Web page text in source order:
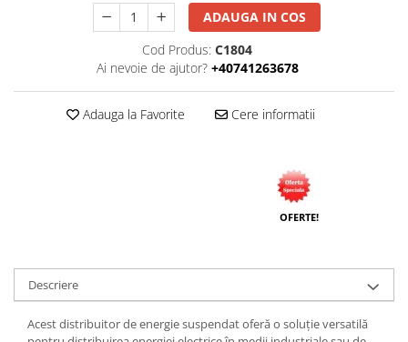
Prelungitoare
PRIZE SI FISE INDUSTRIALE
Conector
Prize
ADAUGA IN COS
Cod Produs: C1804
Ai nevoie de ajutor? +40741263678
Adauga la Favorite Cere informatii
OFERTE!
Descriere
Acest distribuitor de energie suspendat oferă o soluție versatilă